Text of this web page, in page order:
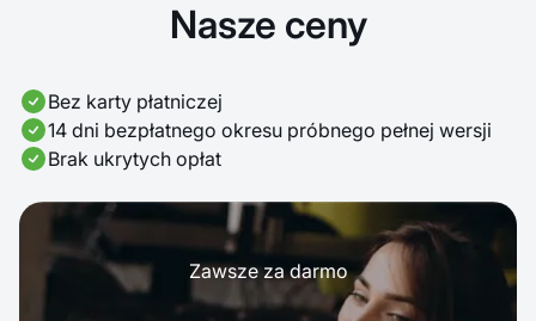
Nasze ceny
Bez karty płatniczej
14 dni bezpłatnego okresu próbnego pełnej wersji
Brak ukrytych opłat
Zawsze za darmo